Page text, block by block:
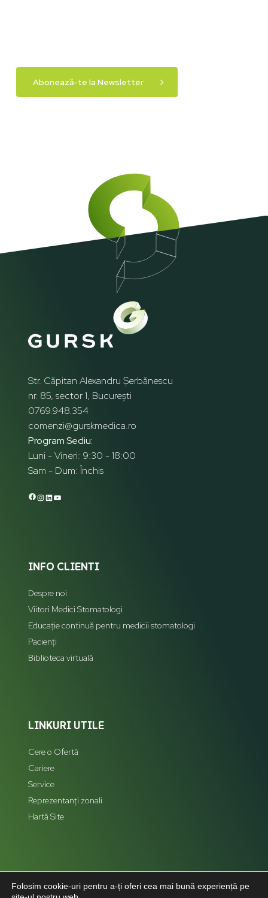
Abonează-te la Newsletter
Str. Căpitan Alexandru Șerbănescu
nr. 85, sector 1, București
0769.948.354
comenzi@gurskmedica.ro
Program Sediu:
Luni - Vineri: 9:30 - 18:00
Sam - Dum: Închis
INFO CLIENTI
Despre noi
Viitori Medici Stomatologi
Educație continuă pentru medicii stomatologi
Pacienți
Biblioteca virtuală
LINKURI UTILE
Cere o Ofertă
Cariere
Service
Reprezentanți zonali
Hartă Site
LEGAL
Folosim cookie-uri pentru a-ți oferi cea mai bună experiență pe